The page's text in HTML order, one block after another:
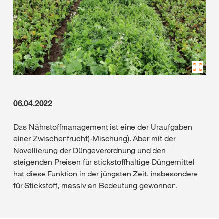
06.04.2022
Das Nährstoffmanagement ist eine der Uraufgaben
einer Zwischenfrucht(-Mischung). Aber mit der
Novellierung der Düngeverordnung und den
steigenden Preisen für stickstoffhaltige Düngemittel
hat diese Funktion in der jüngsten Zeit, insbesondere
für Stickstoff, massiv an Bedeutung gewonnen.